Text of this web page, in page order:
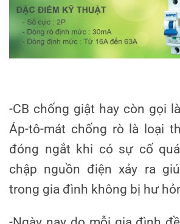
-CB chống giật hay còn gọi
Áp-tô-mát chống rò là loại
đóng ngắt khi có sự cố
chập nguồn điện xảy ra
trong gia đình không bị hư